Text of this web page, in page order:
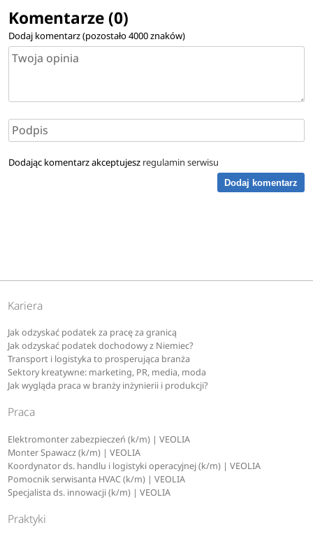
Komentarze (0)
Dodaj komentarz (pozostało4000znaków)
Dodając komentarz akceptujesz regulamin serwisu
Dodaj komentarz
Kariera
Jak odzyskać podatek za pracę za granicą
Jak odzyskać podatek dochodowy z Niemiec?
Transport i logistyka to prosperująca branża
Sektory kreatywne: marketing, PR, media, moda
Jak wygląda praca w branży inżynierii i produkcji?
Praca
Elektromonter zabezpieczeń (k/m) | VEOLIA
Monter Spawacz (k/m) | VEOLIA
Koordynator ds. handlu i logistyki operacyjnej (k/m) | VEOLIA
Pomocnik serwisanta HVAC (k/m) | VEOLIA
Specjalista ds. innowacji (k/m) | VEOLIA
Praktyki